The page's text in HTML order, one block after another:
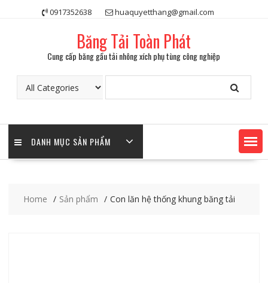
0917352638 huaquyetthang@gmail.com
Băng Tải Toàn Phát
Cung cấp băng gầu tải nhông xích phụ tùng công nghiệp
DANH MỤC SẢN PHẨM
Home Sản phẩm Con lăn hệ thống khung băng tải